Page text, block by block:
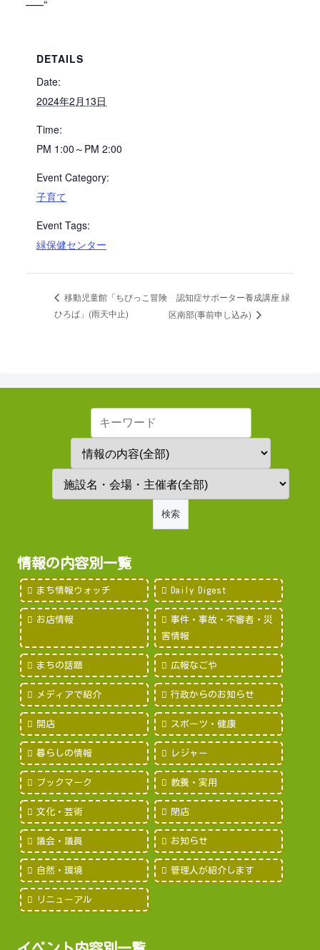
—–“
DETAILS
Date:
2024年2月13日
Time:
PM 1:00～PM 2:00
Event Category:
子育て
Event Tags:
緑保健センター
移動児童館「ちびっこ冒険
ひろば」(雨天中止)
認知症サポーター養成講座 緑
区南部(事前申し込み)
情報の内容別一覧
まち情報ウォッチ Daily Digest
お店情報
事件・事故・不審者・災
害情報
まちの話題 広報なごや
メディアで紹介 行政からのお知らせ
開店 スポーツ・健康
暮らしの情報 レジャー
ブックマーク 教養・実用
文化・芸術 閉店
議会・議員 お知らせ
自然・環境 管理人が紹介します
リニューアル